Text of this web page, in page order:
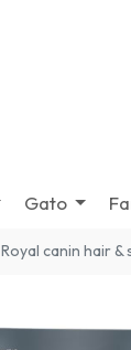
Gato
Royal canin hair